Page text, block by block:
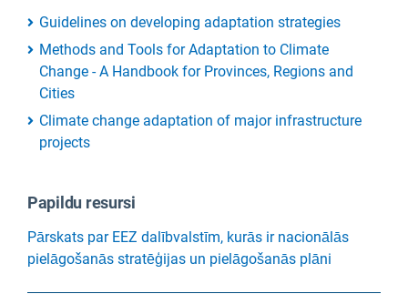
Guidelines on developing adaptation strategies
Methods and Tools for Adaptation to Climate
Change - A Handbook for Provinces, Regions and
Cities
Climate change adaptation of major infrastructure
projects
Papildu resursi
Pārskats par EEZ dalībvalstīm, kurās ir nacionālās
pielāgošanās stratēģijas un pielāgošanās plāni